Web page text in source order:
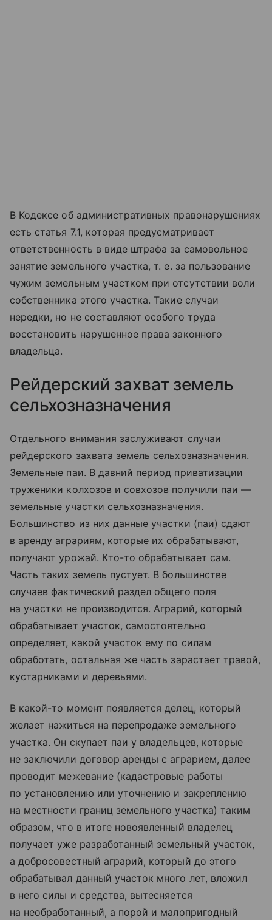
В Кодексе об административных правонарушениях
есть статья 7.1, которая предусматривает
ответственность в виде штрафа за самовольное
занятие земельного участка, т. е. за пользование
чужим земельным участком при отсутствии воли
собственника этого участка. Такие случаи
нередки, но не составляют особого труда
восстановить нарушенное права законного
владельца.
Рейдерский захват земель
сельхозназначения
Отдельного внимания заслуживают случаи
рейдерского захвата земель сельхозназначения.
Земельные паи. В давний период приватизации
труженики колхозов и совхозов получили паи —
земельные участки сельхозназначения.
Большинство из них данные участки (паи) сдают
в аренду аграриям, которые их обрабатывают,
получают урожай. Кто-то обрабатывает сам.
Часть таких земель пустует. В большинстве
случаев фактический раздел общего поля
на участки не производится. Аграрий, который
обрабатывает участок, самостоятельно
определяет, какой участок ему по силам
обработать, остальная же часть зарастает травой,
кустарниками и деревьями.
В какой-то момент появляется делец, который
желает нажиться на перепродаже земельного
участка. Он скупает паи у владельцев, которые
не заключили договор аренды с аграрием, далее
проводит межевание (кадастровые работы
по установлению или уточнению и закреплению
на местности границ земельного участка) таким
образом, что в итоге новоявленный владелец
получает уже разработанный земельный участок,
а добросовестный аграрий, который до этого
обрабатывал данный участок много лет, вложил
в него силы и средства, вытесняется
на необработанный, а порой и малопригодный